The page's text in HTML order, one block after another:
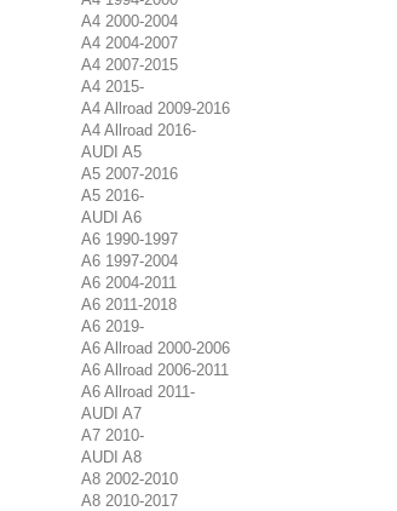
A4 2000-2004
A4 2004-2007
A4 2007-2015
A4 2015-
A4 Allroad 2009-2016
A4 Allroad 2016-
AUDI A5
A5 2007-2016
A5 2016-
AUDI A6
A6 1990-1997
A6 1997-2004
A6 2004-2011
A6 2011-2018
A6 2019-
A6 Allroad 2000-2006
A6 Allroad 2006-2011
A6 Allroad 2011-
AUDI A7
A7 2010-
AUDI A8
A8 2002-2010
A8 2010-2017